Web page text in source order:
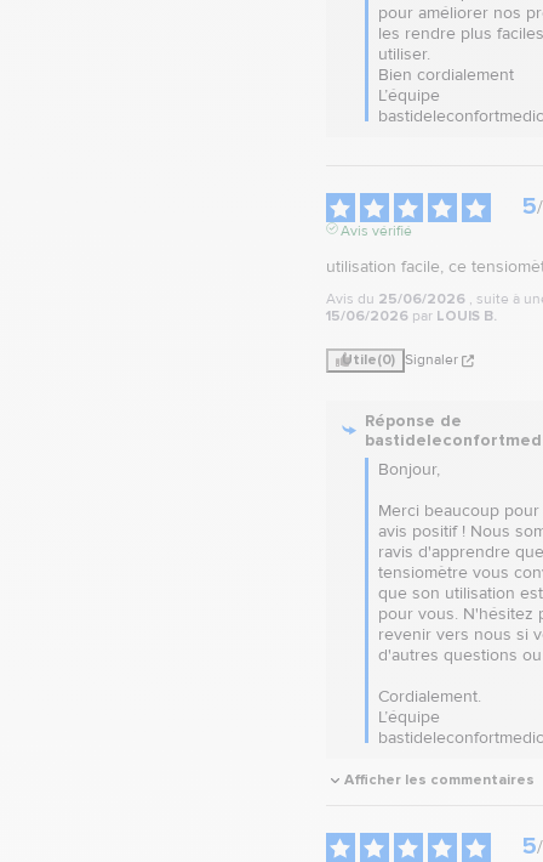
pour améliorer nos
les rendre plus
utiliser.
Bien cordialement
L’équipe
5/
Avis vérifié
utilisation facile, ce
Avis du 25/06/2026 , suite à
15/06/2026 par LOUIS B.
Utile(0) Signaler
Réponse de
Bonjour,
Merci beaucoup
avis positif ! Nous
ravis d'apprendre
tensiomètre vous
que son utilisation
pour vous. N'hésitez
revenir vers nous si
d'autres questions
Cordialement.
L’équipe
Afficher les commentaires
5/